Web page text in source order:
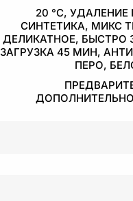
20 °C,
СИНТЕТИКА, МИКС
ДЕЛИКАТНОЕ, БЫСТРО
ЗАГРУЗКА 45 МИН,
ПЕРО,